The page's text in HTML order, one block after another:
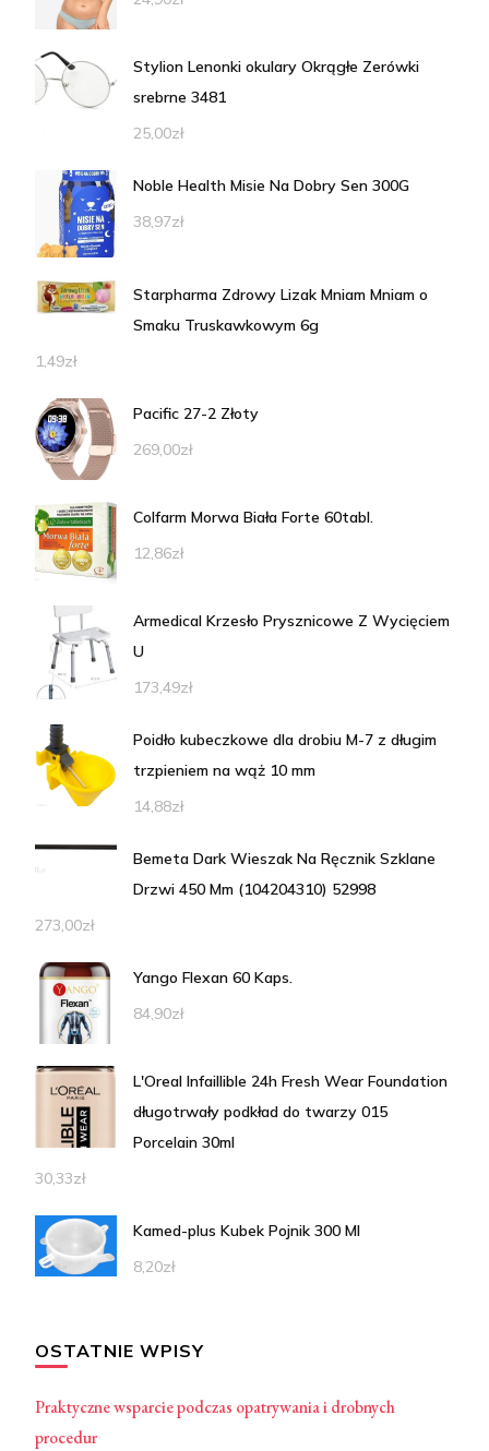
Stylion Lenonki okulary Okrągłe Zerówki
srebrne 3481
25,00zł
Noble Health Misie Na Dobry Sen 300G
38,97zł
Starpharma Zdrowy Lizak Mniam Mniam o
Smaku Truskawkowym 6g
1,49zł
Pacific 27-2 Złoty
269,00zł
Colfarm Morwa Biała Forte 60tabl.
12,86zł
Armedical Krzesło Prysznicowe Z Wycięciem
U
173,49zł
Poidło kubeczkowe dla drobiu M-7 z długim
trzpieniem na wąż 10 mm
14,88zł
Bemeta Dark Wieszak Na Ręcznik Szklane
Drzwi 450 Mm (104204310) 52998
273,00zł
Yango Flexan 60 Kaps.
84,90zł
L'Oreal Infaillible 24h Fresh Wear Foundation
długotrwały podkład do twarzy 015
Porcelain 30ml
30,33zł
Kamed-plus Kubek Pojnik 300 Ml
8,20zł
OSTATNIE WPISY
Praktyczne wsparcie podczas opatrywania i drobnych
procedur